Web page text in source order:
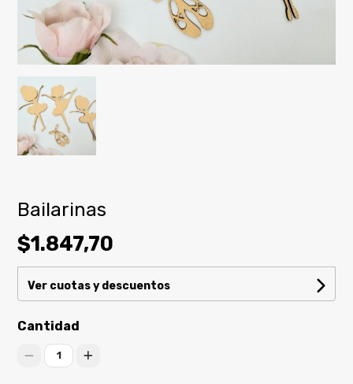
Bailarinas
$1.847,70
Ver cuotas y descuentos
Cantidad
1